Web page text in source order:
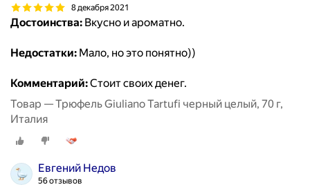
8 декабря 2021
Достоинства: Вкусно и ароматно.
Недостатки: Мало, но это понятно))
Комментарий:Стоит своих денег.
Товар — Трюфель Giuliano Tartufi черный целый, 70 г,
Италия
Евгений Недов
56 отзывов